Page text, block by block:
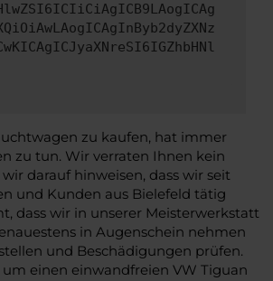
zu kaufen, hat immer
zu tun. Wir verraten Ihnen kein
darauf hinweisen, dass wir seit
und Kunden aus Bielefeld tätig
dass wir in unserer Meisterwerkstatt
in Augenschein nehmen
und Beschädigungen prüfen.
um einen einwandfreien VW Tiguan